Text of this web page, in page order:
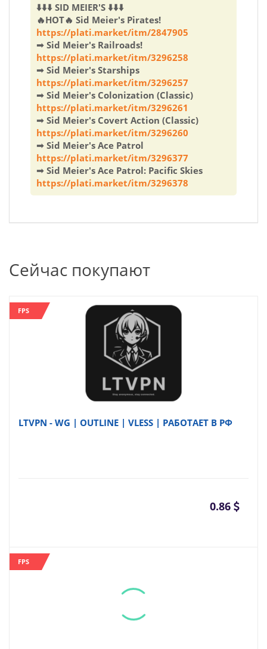
⬇️⬇️⬇️ SID MEIER'S ⬇️⬇️⬇️
🔥HOT🔥 Sid Meier's Pirates!
https://plati.market/itm/2847905
➟ Sid Meier's Railroads!
https://plati.market/itm/3296258
➟ Sid Meier's Starships
https://plati.market/itm/3296257
➟ Sid Meier's Colonization (Classic)
https://plati.market/itm/3296261
➟ Sid Meier's Covert Action (Classic)
https://plati.market/itm/3296260
➟ Sid Meier's Ace Patrol
https://plati.market/itm/3296377
➟ Sid Meier's Ace Patrol: Pacific Skies
https://plati.market/itm/3296378
Сейчас покупают
FPS
LTVPN - WG | OUTLINE | VLESS | РАБОТАЕТ В РФ
0.86
FPS